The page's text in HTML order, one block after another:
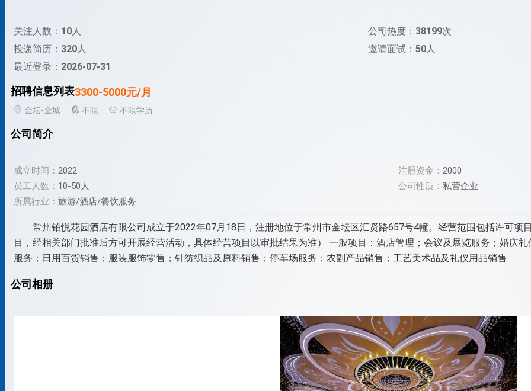
关注人数： 10人 公司热度： 38199次
投递简历： 320人 邀请面试： 50人
最近登录： 2026-07-31
招聘信息列表3300-5000元/月
金坛-金城 不限 不限学历
公司简介
成立时间： 2022 注册资金： 2000
员工人数： 10-50人 公司性质： 私营企业
所属行业： 旅游/酒店/餐饮服务
常州铂悦花园酒店有限公司成立于2022年07月18日，注册地位于常州市金坛区汇贤路657号4幢。经营范围包括许可
目，经相关部门批准后方可开展经营活动，具体经营项目以审批结果为准） 一般项目：酒店管理；会议及展览服务；婚庆
服务；日用百货销售；服装服饰零售；针纺织品及原料销售；停车场服务；农副产品销售；工艺美术品及礼仪用品销售
公司相册